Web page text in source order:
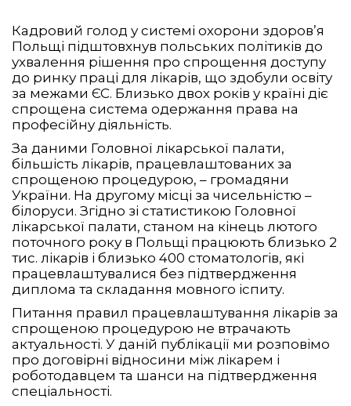
Кадровий голод у системі охорони здоров’я
Польщі підштовхнув польських політиків до
ухвалення рішення про спрощення доступу
до ринку праці для лікарів, що здобули освіту
за межами ЄС. Близько двох років у країні діє
спрощена система одержання права на
професійну діяльність.
За даними Головної лікарської палати,
більшість лікарів, працевлаштованих за
спрощеною процедурою, – громадяни
України. На другому місці за чисельністю –
білоруси. Згідно зі статистикою Головної
лікарської палати, станом на кінець лютого
поточного року в Польщі працюють близько 2
тис. лікарів і близько 400 стоматологів, які
працевлаштувалися без підтвердження
диплома та складання мовного іспиту.
Питання правил працевлаштування лікарів за
спрощеною процедурою не втрачають
актуальності. У даній публікації ми розповімо
про договірні відносини між лікарем і
роботодавцем та шанси на підтвердження
спеціальності.